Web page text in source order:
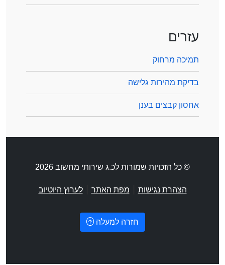
עזרים
תמיכה מרחוק
בדיקת מהירות גלישה
אחסון קבצים בענן
© כל הזכויות שמורות לכ.ג שירותי מחשוב 2026
הצהרת נגישות מפת האתר |לערוץ היוטיוב
חזרה למעלה